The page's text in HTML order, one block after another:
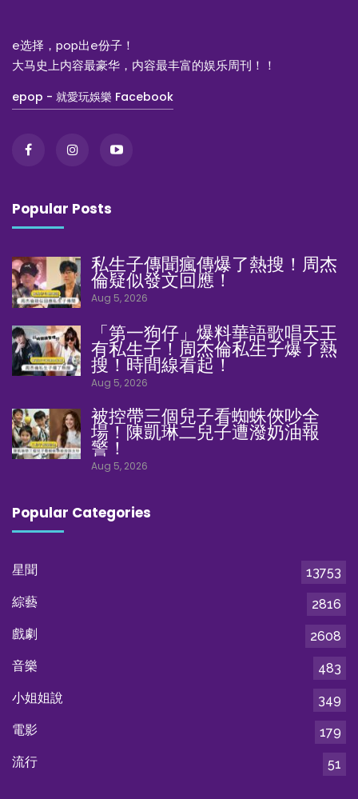
e选择，pop出e份子！
大马史上内容最豪华，内容最丰富的娱乐周刊！！
epop - 就愛玩娛樂 Facebook
Popular Posts
私生子傳聞瘋傳爆了熱搜！周杰
倫疑似發文回應！
Aug 5, 2026
「第一狗仔」爆料華語歌唱天王
有私生子！周杰倫私生子爆了熱
搜！時間線看起！
Aug 5, 2026
被控帶三個兒子看蜘蛛俠吵全
場！陳凱琳二兒子遭潑奶油報
警！
Aug 5, 2026
Popular Categories
星聞
13753
綜藝
2816
戲劇
2608
音樂
483
小姐姐說
349
電影
179
流行
51